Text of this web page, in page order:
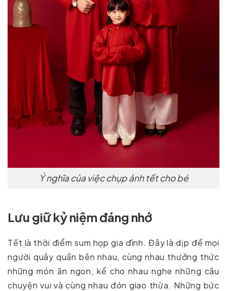
Ý nghĩa của việc chụp ảnh tết cho bé
Lưu giữ kỷ niệm đáng nhớ
Tết là thời điểm sum họp gia đình. Đây là dịp để mọi
người quây quần bên nhau, cùng nhau thưởng thức
những món ăn ngon, kể cho nhau nghe những câu
chuyện vui và cùng nhau đón giao thừa. Những bức